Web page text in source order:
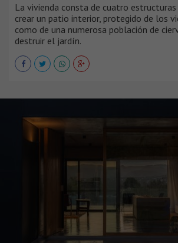
La vivienda consta de cuatro estructuras
crear un patio interior, protegido de los
como de una numerosa población de
destruir el jardín.